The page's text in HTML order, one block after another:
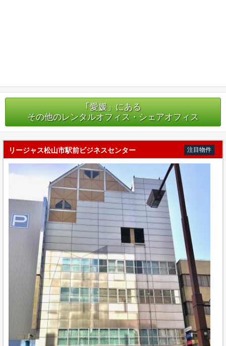
｢愛媛」にある
その他のレンタルオフィス・シェアオフィス
リージャス松山市駅前ビジネスセンター 注目物件